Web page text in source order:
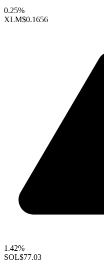
0.25%
XLM$0.1656
1.42%
SOL$77.03